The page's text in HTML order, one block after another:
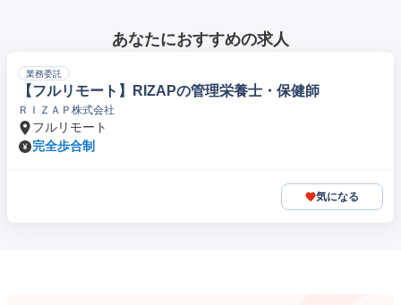
あなたにおすすめの求人
業務委託
【フルリモート】RIZAPの管理栄養士・保健師
ＲＩＺＡＰ株式会社
フルリモート
完全歩合制
気になる